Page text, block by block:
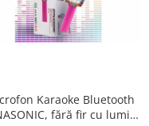
Karaoke Bluetooth
fără fir cu lumini